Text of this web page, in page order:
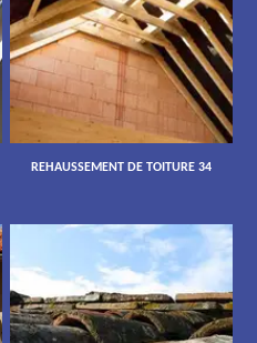
REHAUSSEMENT DE TOITURE 34